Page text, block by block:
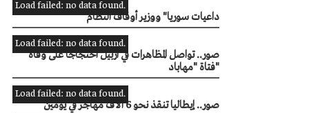
Load failed: no data found.
"داعيات سوريا" ووزير أوقاف النظام
Load failed: no data found.
صور.. تواصل المظاهرات في أربيل احتجاجًا على وفاة
فتاة "مهاباد"
Load failed: no data found.
صور.. إيطاليا تنقذ نحو 6 آلاف مهاجر في يومين